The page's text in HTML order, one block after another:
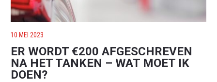
10 MEI 2023
ER WORDT €200 AFGESCHREVEN
NA HET TANKEN – WAT MOET IK
DOEN?